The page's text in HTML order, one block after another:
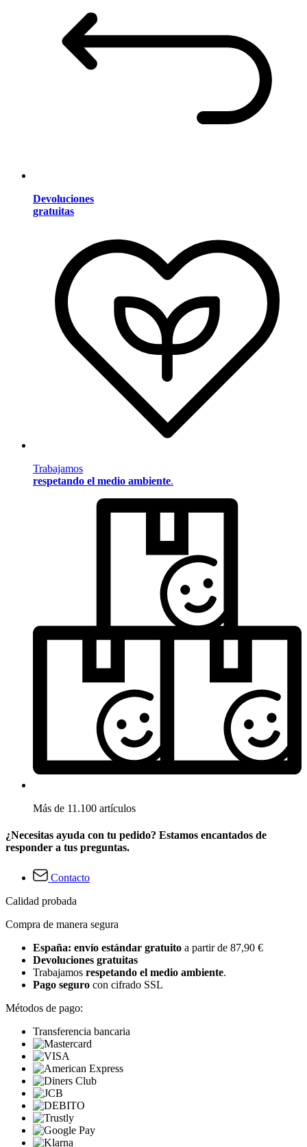
Devoluciones
gratuitas
Trabajamos
respetando el medio ambiente.
Más de 11.100 artículos
¿Necesitas ayuda con tu pedido? Estamos encantados de
responder a tus preguntas.
Contacto
Calidad probada
Compra de manera segura
España: envío estándar gratuito a partir de 87,90 €
Devoluciones gratuitas
Trabajamos respetando el medio ambiente.
Pago seguro con cifrado SSL
Métodos de pago:
Transferencia bancaria